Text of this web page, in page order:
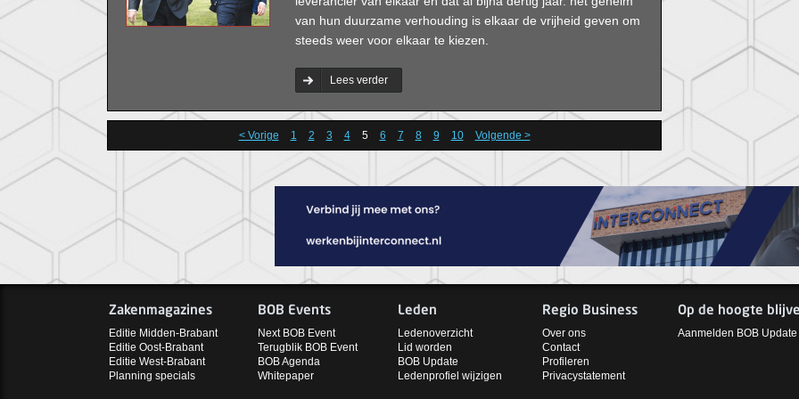
van hun duurzame verhouding is elkaar de vrijheid geven om
steeds weer voor elkaar te kiezen.
Lees verder
< Vorige 1 2 3 4 5 6 7 8 9 10 Volgende >
Zakenmagazines
Editie Midden-Brabant
Editie Oost-Brabant
Editie West-Brabant
Planning specials
BOB Events
Next BOB Event
Terugblik BOB Event
BOB Agenda
Whitepaper
Leden
Ledenoverzicht
Lid worden
BOB Update
Ledenprofiel wijzigen
Regio Business
Over ons
Contact
Profileren
Privacystatement
Op de hoogte
Aanmelden BOB Update